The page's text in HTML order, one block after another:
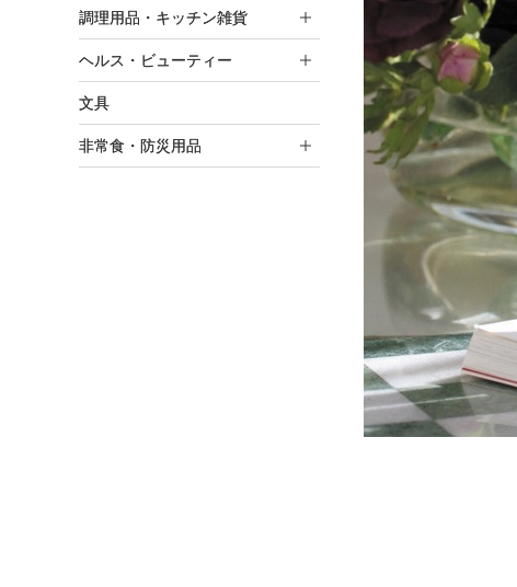
調理用品・キッチン雑貨
ヘルス・ビューティー
文具
非常食・防災用品